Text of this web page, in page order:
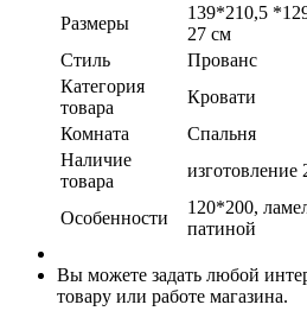
Размеры
139*210,5
27 см
Стиль
Прованс
Категория
товара
Кровати
Комната
Спальня
Наличие
товара
изготовление
Особенности
120*200,
патиной
Вы можете задать любой
товару или работе магазина.